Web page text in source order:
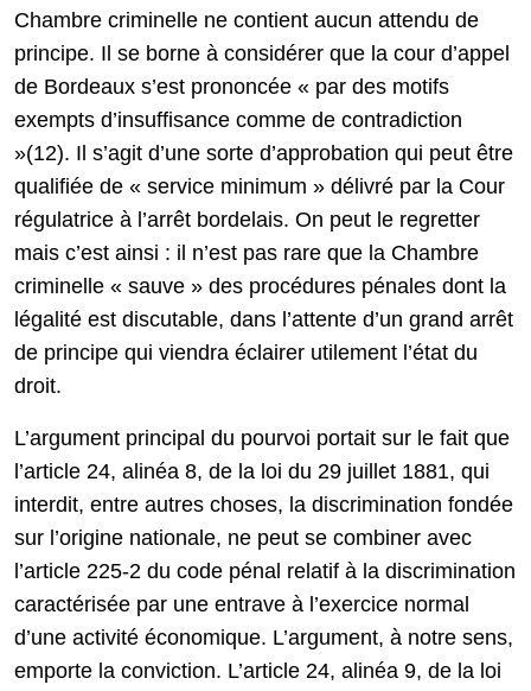
Chambre criminelle ne contient aucun attendu de
principe. Il se borne à considérer que la cour d’appel
de Bordeaux s’est prononcée « par des motifs
exempts d’insuffisance comme de contradiction
»(12). Il s’agit d’une sorte d’approbation qui peut être
qualifiée de « service minimum » délivré par la Cour
régulatrice à l’arrêt bordelais. On peut le regretter
mais c’est ainsi : il n’est pas rare que la Chambre
criminelle « sauve » des procédures pénales dont la
légalité est discutable, dans l’attente d’un grand arrêt
de principe qui viendra éclairer utilement l’état du
droit.
L’argument principal du pourvoi portait sur le fait que
l’article 24, alinéa 8, de la loi du 29 juillet 1881, qui
interdit, entre autres choses, la discrimination fondée
sur l’origine nationale, ne peut se combiner avec
l’article 225-2 du code pénal relatif à la discrimination
caractérisée par une entrave à l’exercice normal
d’une activité économique. L’argument, à notre sens,
emporte la conviction. L’article 24, alinéa 9, de la loi